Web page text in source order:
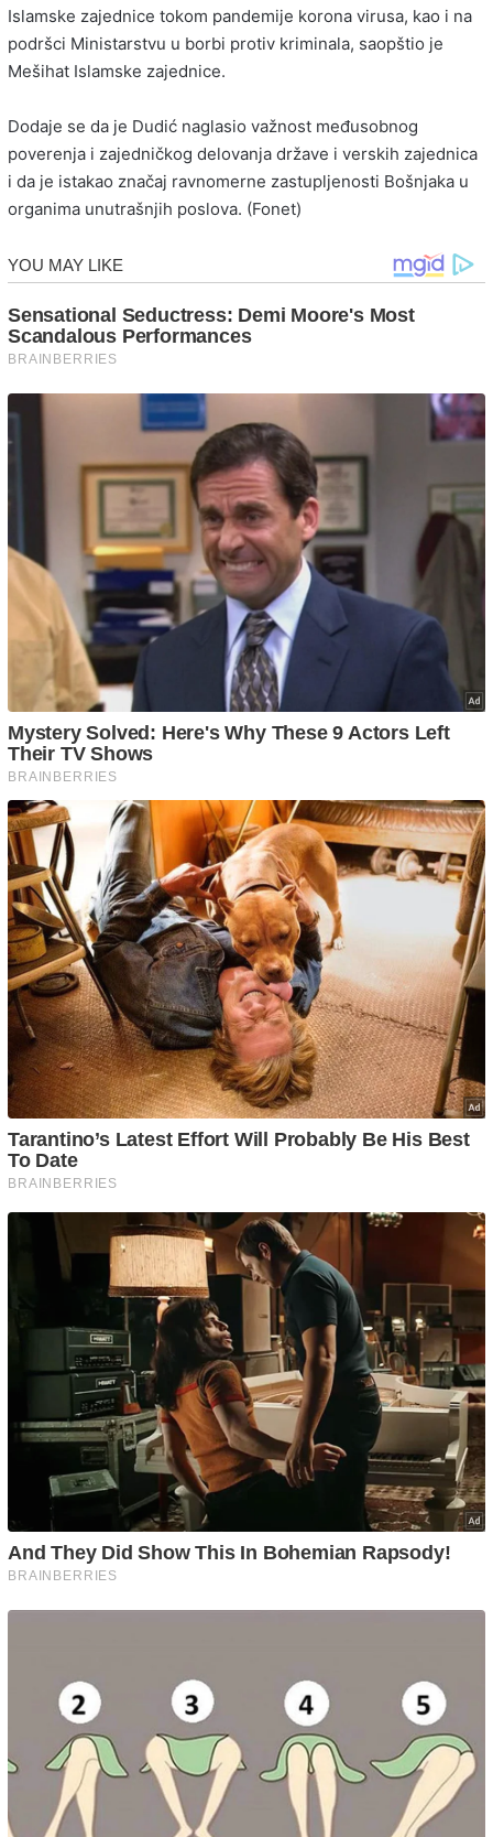
Islamske zajednice tokom pandemije korona virusa, kao i na
podršci Ministarstvu u borbi protiv kriminala, saopštio je
Mešihat Islamske zajednice.
Dodaje se da je Dudić naglasio važnost međusobnog
poverenja i zajedničkog delovanja države i verskih zajednica
i da je istakao značaj ravnomerne zastupljenosti Bošnjaka u
organima unutrašnjih poslova. (Fonet)